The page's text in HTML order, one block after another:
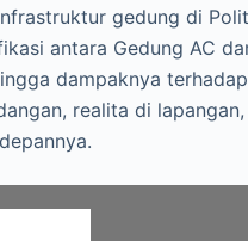
gedung di
antara Gedung AC
dampaknya terhadap
realita di